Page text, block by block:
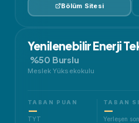
Bölüm Sitesi
Yenilenebilir Enerji
%50 Burslu
Meslek Yüksekokulu
TABAN PUAN
—
TYT
—
Yerleşen